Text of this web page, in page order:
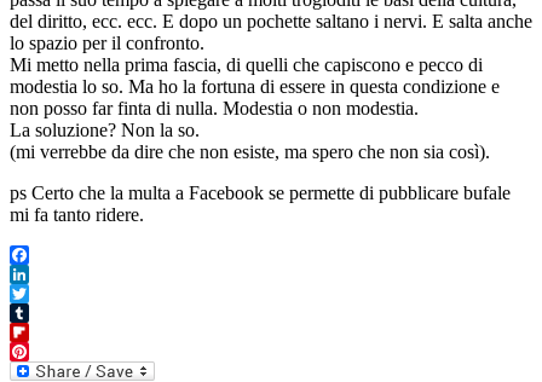
del diritto, ecc. ecc. E dopo un pochette saltano i nervi. E salta anche
lo spazio per il confronto.
Mi metto nella prima fascia, di quelli che capiscono e pecco di
modestia lo so. Ma ho la fortuna di essere in questa condizione e
non posso far finta di nulla. Modestia o non modestia.
La soluzione? Non la so.
(mi verrebbe da dire che non esiste, ma spero che non sia così).
ps Certo che la multa a Facebook se permette di pubblicare bufale
mi fa tanto ridere.
Facebook
LinkedIn
Twitter
Tumblr
Flipboard
Pinterest